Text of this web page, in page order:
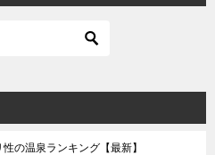
の温泉ランキング【最新】